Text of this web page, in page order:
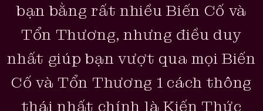
bạn bằng rất nhiều Biến Cố và
Tổn Thương, nhưng điều duy
nhất giúp bạn vượt qua mọi Biến
Cố và Tổn Thương 1 cách thông
thái nhất chính là Kiến Thức